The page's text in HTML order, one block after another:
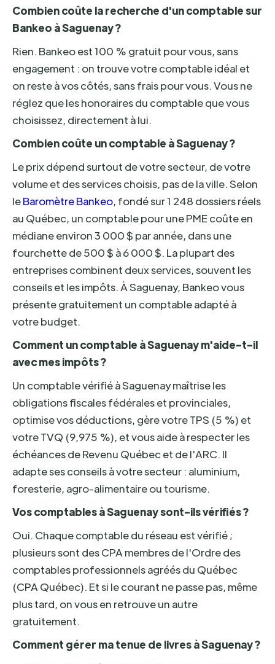
Combien coûte la recherche d'un comptable sur
Bankeo à Saguenay ?
Rien. Bankeo est 100 % gratuit pour vous, sans
engagement : on trouve votre comptable idéal et
on reste à vos côtés, sans frais pour vous. Vous ne
réglez que les honoraires du comptable que vous
choisissez, directement à lui.
Combien coûte un comptable à Saguenay ?
Le prix dépend surtout de votre secteur, de votre
volume et des services choisis, pas de la ville. Selon
leBaromètre Bankeo, fondé sur 1 248 dossiers réels
au Québec, un comptable pour une PME coûte en
médiane environ 3 000 $ par année, dans une
fourchette de 500 $ à 6 000 $. La plupart des
entreprises combinent deux services, souvent les
conseils et les impôts. À Saguenay, Bankeo vous
présente gratuitement un comptable adapté à
votre budget.
Comment un comptable à Saguenay m'aide-t-il
avec mes impôts ?
Un comptable vérifié à Saguenay maîtrise les
obligations fiscales fédérales et provinciales,
optimise vos déductions, gère votre TPS (5 %) et
votre TVQ (9,975 %), et vous aide à respecter les
échéances de Revenu Québec et de l'ARC. Il
adapte ses conseils à votre secteur : aluminium,
foresterie, agro-alimentaire ou tourisme.
Vos comptables à Saguenay sont-ils vérifiés ?
Oui. Chaque comptable du réseau est vérifié ;
plusieurs sont des CPA membres de l'Ordre des
comptables professionnels agréés du Québec
(CPA Québec). Et si le courant ne passe pas, même
plus tard, on vous en retrouve un autre
gratuitement.
Comment gérer ma tenue de livres à Saguenay ?